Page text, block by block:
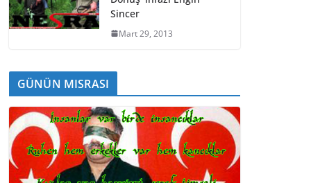
Sincer
Mart 29, 2013
GÜNÜN MISRASI